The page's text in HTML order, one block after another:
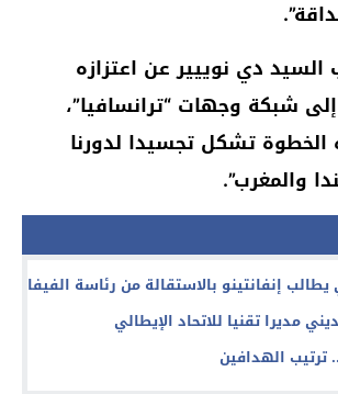
دي نوييير عن اعتزازه
إلى شبكة وجهات “ترانسافيا”،
تشكل تجسيدا لدورنا
والمغرب”.
يطالب إنفانتينو بالاستقالة من رئاسة الفيفا
مديرا تقنيا للاتحاد الإيطالي